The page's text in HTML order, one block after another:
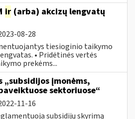
ir (arba) akcizų lengvatų
08-28
tiesioginio taikymo
• Pridėtinės vertės
prekėms...
„subsidijos įmonėms,
sektoriuose“
11-16
subsidijų skyrimą